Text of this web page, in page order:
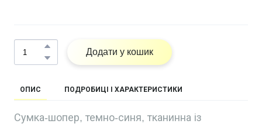
Додати у кошик
ОПИС ПОДРОБИЦІ І ХАРАКТЕРИСТИКИ
Сумка-шопер, темно-синя, тканинна із